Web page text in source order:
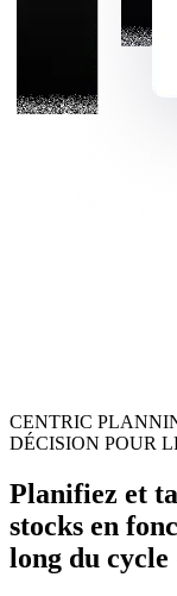
CENTRIC
DÉCISION POUR
Planifiez et
stocks en
long du cycle